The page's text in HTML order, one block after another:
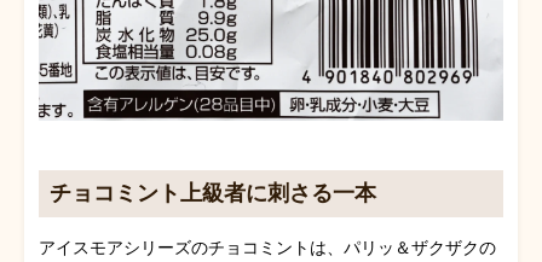
チョコミント上級者に刺さる一本
アイスモアシリーズのチョコミントは、パリッ＆ザクザクの